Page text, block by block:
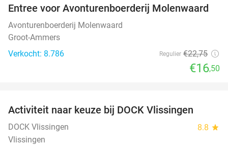
27%
Entree voor Avonturenboerderij Molenwaard
Avonturenboerderij Molenwaard
Groot-Ammers
Verkocht: 8.786
Regulier €22,75
€16,50
Activiteit naar keuze bij DOCK Vlissingen
DOCK Vlissingen 8.8 star
Vlissingen